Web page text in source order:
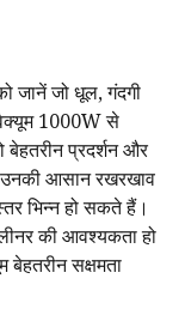
जानें जो धूल, गंदगी
1000W से
प्रदर्शन और
उनकी आसान रखरखाव
भिन्न हो सकते हैं।
की आवश्यकता हो
सक्षमता